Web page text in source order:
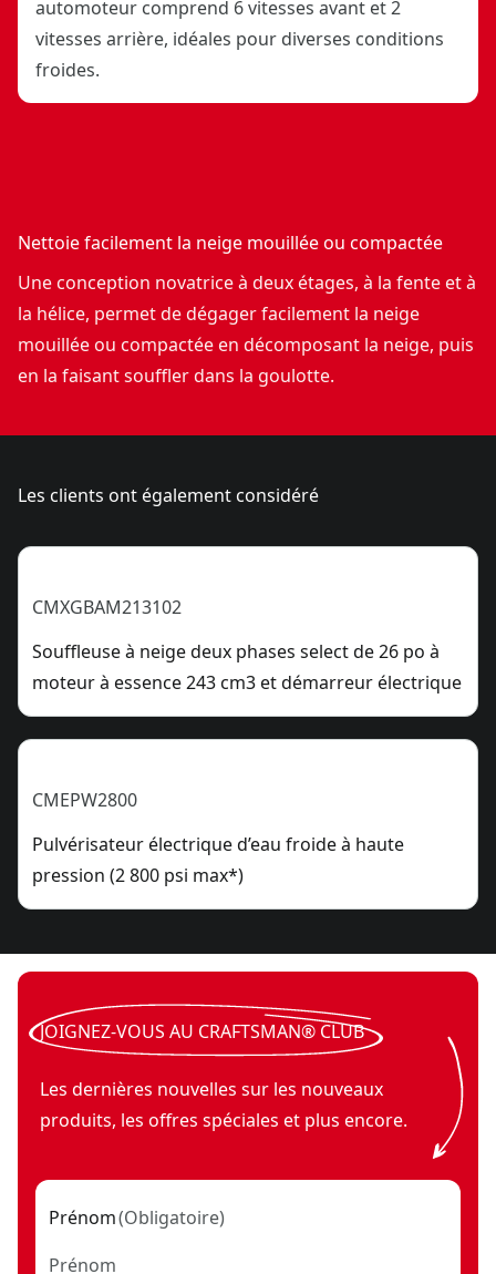
automoteur comprend 6 vitesses avant et 2
vitesses arrière, idéales pour diverses conditions
froides.
Nettoie facilement la neige mouillée ou compactée
Une conception novatrice à deux étages, à la fente et à
la hélice, permet de dégager facilement la neige
mouillée ou compactée en décomposant la neige, puis
en la faisant souffler dans la goulotte.
Les clients ont également considéré
CMXGBAM213102
Souffleuse à neige deux phases select de 26 po à
moteur à essence 243 cm3 et démarreur électrique
CMEPW2800
Pulvérisateur électrique d’eau froide à haute
pression (2 800 psi max*)
JOIGNEZ-VOUS AU CRAFTSMAN® CLUB
Les dernières nouvelles sur les nouveaux
produits, les offres spéciales et plus encore.
Prénom(Obligatoire)